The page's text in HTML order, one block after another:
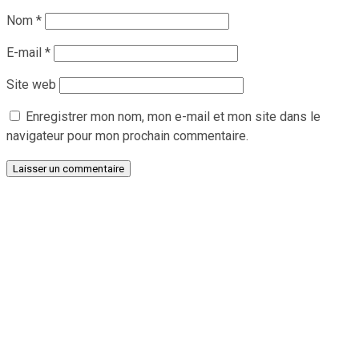
Nom *
E-mail *
Site web
Enregistrer mon nom, mon e-mail et mon site dans le
navigateur pour mon prochain commentaire.